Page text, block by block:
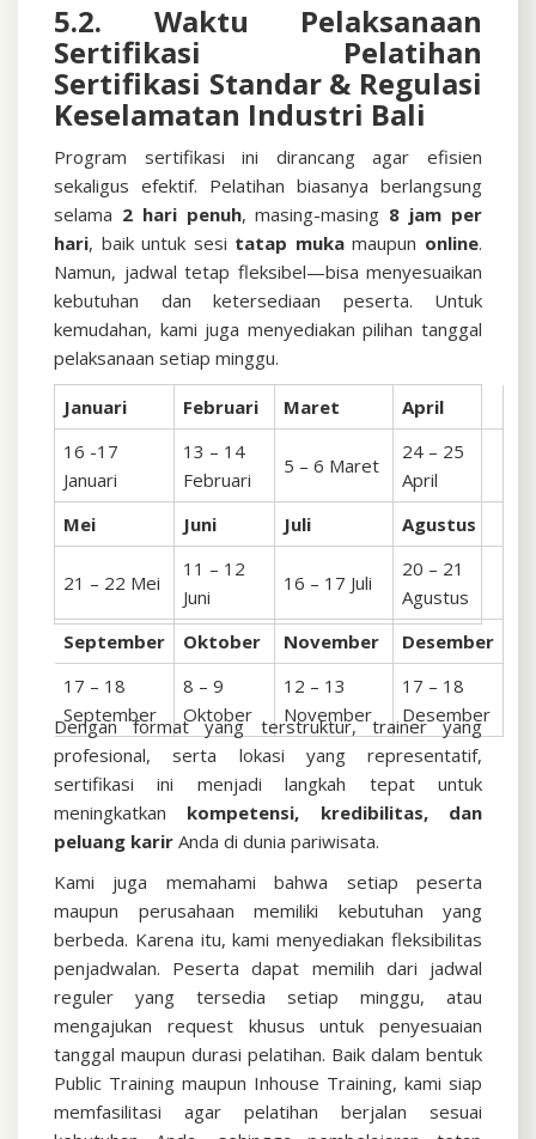
5.2. Waktu Pelaksanaan
Sertifikasi Pelatihan
Sertifikasi Standar & Regulasi
Keselamatan Industri Bali
Program sertifikasi ini dirancang agar efisien
sekaligus efektif. Pelatihan biasanya berlangsung
selama 2 hari penuh, masing-masing 8 jam per
hari, baik untuk sesi tatap mukamaupun online.
Namun, jadwal tetap fleksibel—bisa menyesuaikan
kebutuhan dan ketersediaan peserta. Untuk
kemudahan, kami juga menyediakan pilihan tanggal
pelaksanaan setiap minggu.
Januari Februari Maret
April
16 -17
Januari
13 – 14
Februari
5 – 6 Maret
24 – 25
April
Mei
Juni Juli Agustus
21 – 22 Mei
11 – 12
Juni
16 – 17 Juli
20 – 21
Agustus
September
Oktober November
Desember
17 – 18
September
8 – 9
Oktober
12 – 13
November
17 – 18
Desember
Dengan format yang terstruktur, trainer yang
profesional, serta lokasi yang representatif,
sertifikasi ini menjadi langkah tepat untuk
meningkatkan kompetensi, kredibilitas, dan
peluang karir Anda di dunia pariwisata.
Kami juga memahami bahwa setiap peserta
maupun perusahaan memiliki kebutuhan yang
berbeda. Karena itu, kami menyediakan fleksibilitas
penjadwalan. Peserta dapat memilih dari jadwal
reguler yang tersedia setiap minggu, atau
mengajukan request khusus untuk penyesuaian
tanggal maupun durasi pelatihan. Baik dalam bentuk
Public Training maupun Inhouse Training, kami siap
memfasilitasi agar pelatihan berjalan sesuai